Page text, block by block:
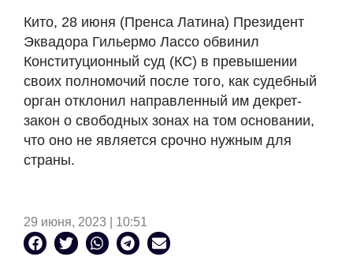
Кито, 28 июня (Пренса Латина) Президент
Эквадора Гильермо Лассо обвинил
Конституционный суд (КС) в превышении
своих полномочий после того, как судебный
орган отклонил направленный им декрет-
закон о свободных зонах на том основании,
что оно не является срочно нужным для
страны.
29 июня, 2023 | 10:51